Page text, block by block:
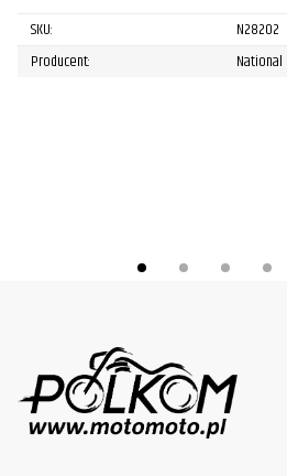
SKU:
N28202
Producent:
National